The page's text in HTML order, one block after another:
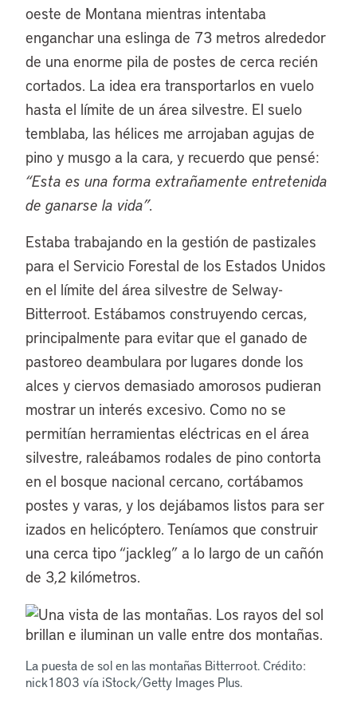
oeste de Montana mientras intentaba
enganchar una eslinga de 73 metros alrededor
de una enorme pila de postes de cerca recién
cortados. La idea era transportarlos en vuelo
hasta el límite de un área silvestre. El suelo
temblaba, las hélices me arrojaban agujas de
pino y musgo a la cara, y recuerdo que pensé:
“Esta es una forma extrañamente entretenida
de ganarse la vida”.
Estaba trabajando en la gestión de pastizales
para el Servicio Forestal de los Estados Unidos
en el límite del área silvestre de Selway-
Bitterroot. Estábamos construyendo cercas,
principalmente para evitar que el ganado de
pastoreo deambulara por lugares donde los
alces y ciervos demasiado amorosos pudieran
mostrar un interés excesivo. Como no se
permitían herramientas eléctricas en el área
silvestre, raleábamos rodales de pino contorta
en el bosque nacional cercano, cortábamos
postes y varas, y los dejábamos listos para ser
izados en helicóptero. Teníamos que construir
una cerca tipo “jackleg” a lo largo de un cañón
de 3,2 kilómetros.
La puesta de sol en las montañas Bitterroot. Crédito:
nick1803 vía iStock/Getty Images Plus.